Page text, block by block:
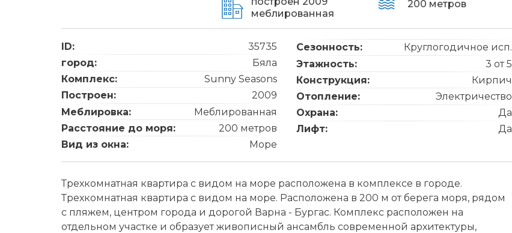
меблированная
200 метров
ID:
35735
город:
Бяла
Комплекс:
Sunny Seasons
Построен:
2009
Меблировка:
Меблированная
Расстояние до моря:
200 метров
Вид из окна:
Море
Сезонность:
Круглогодичное исп.
Этажность:
3 от 5
Конструкция:
Кирпич
Отопление:
Электричество
Охрана:
Да
Лифт:
Да
Трехкомнатная квартира с видом на море расположена в комплексе в городе.
Трехкомнатная квартира с видом на море. Расположена в 200 м от берега моря, рядом
с пляжем, центром города и дорогой Варна - Бургас. Комплекс расположен на
отдельном участке и образует живописный ансамбль современной архитектуры,